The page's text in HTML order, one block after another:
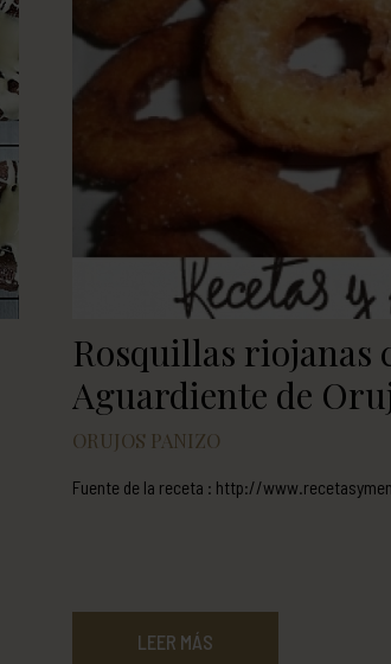
Rosquillas riojanas
Aguardiente de
Panizo
ORUJOS PANIZO
Fuente de la receta : http://
LEER MÁS